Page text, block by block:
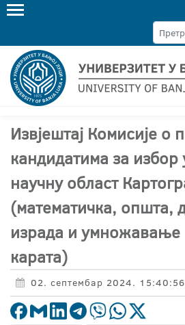
Извјештај Комисије о
кандидатима за
научну област
(математичка, општа,
израда и умножавање
карата)
02. септембар 2024. 15:40:56